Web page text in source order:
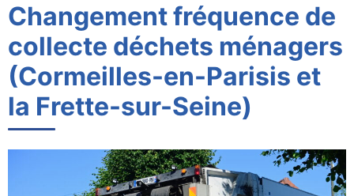
Changement fréquence de
collecte déchets ménagers
(Cormeilles-en-Parisis et
la Frette-sur-Seine)